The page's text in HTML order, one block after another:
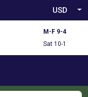
USD
M-F 9-4
Sat 10-1